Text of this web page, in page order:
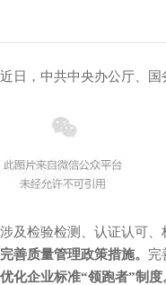
近日，中共中央办公厅、国务
涉及检验检测、认证认可、
完善质量管理政策措施。 完
优化企业标准“领跑者”制度